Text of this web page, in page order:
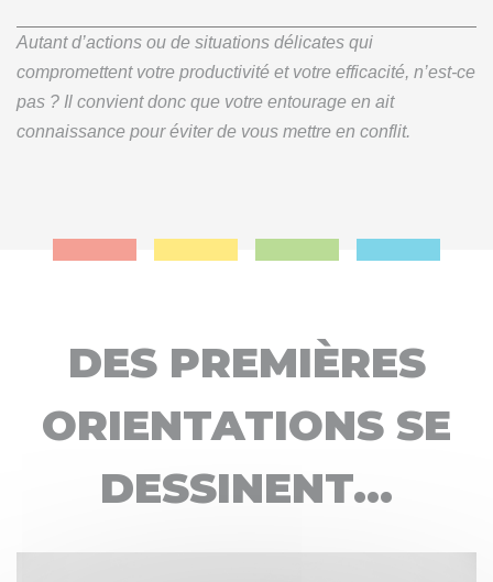
Autant d’actions ou de situations délicates qui
compromettent votre productivité et votre efficacité, n’est-ce
pas ? Il convient donc que votre entourage en ait
connaissance pour éviter de vous mettre en conflit.
DES PREMIÈRES
ORIENTATIONS SE
DESSINENT...